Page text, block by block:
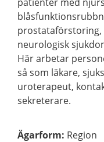
prostataförstoring,
neurologisk
Här arbetar
så som läkare,
uroterapeut,
sekreterare.
Ägarform: Region